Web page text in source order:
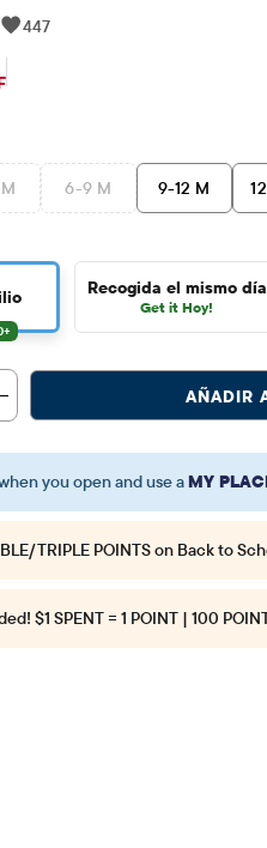
447
original: $12.95
6-9 M 9-12 M
Recogida el mismo día
Get it Hoy!
AÑADIR
you open and use aMY
TRIPLE POINTSon Back to
$1 SPENT = 1 POINT | 100